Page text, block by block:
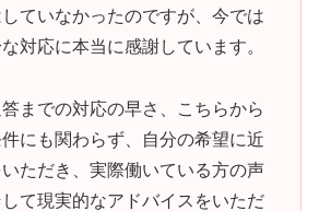
ていなかったのですが、今では
対応に本当に感謝しています。
までの対応の早さ、こちらから
にも関わらず、自分の希望に近
ただき、実際働いている方の声
て現実的なアドバイスをいただ